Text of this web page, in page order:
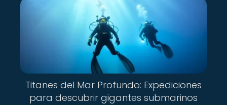
Titanes del Mar Profundo: Expediciones
para descubrir gigantes submarinos